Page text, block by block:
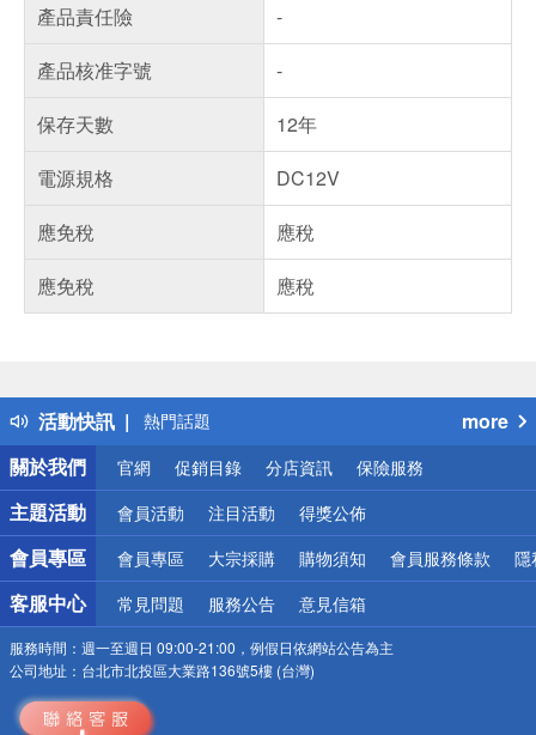
產品責任險
-
產品核准字號
-
保存天數
12年
電源規格
DC12V
應免稅
應稅
應免稅
應稅
活動快訊
得獎公告
熱門話題
銀行優惠
偏遠地區配送
詐騙網頁！請小心！
more
關於我們
官網 促銷目錄 分店資訊 保險服務
主題活動 會員活動 注目活動 得獎公佈
會員專區 會員專區 大宗採購 購物須知 會員服務條款 隱
客服中心 常見問題 服務公告 意見信箱
服務時間： 週一至週日 09:00-21:00，例假日依網站公告為主
公司地址： 台北市北投區大業路136號5樓 (台灣)